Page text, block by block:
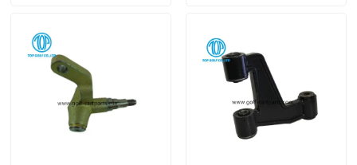
O nas
Wycieczka po fabryce
Kontrola jakości